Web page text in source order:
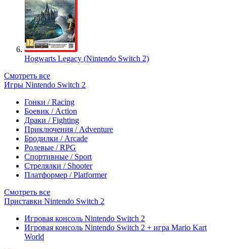
Hogwarts Legacy (Nintendo Switch 2)
Смотреть все
Игры Nintendo Switch 2
Гонки / Racing
Боевик / Action
Драки / Fighting
Приключения / Adventure
Бродилки / Arcade
Ролевые / RPG
Спортивные / Sport
Стрелялки / Shooter
Платформер / Platformer
Смотреть все
Приставки Nintendo Switch 2
Игровая консоль Nintendo Switch 2
Игровая консоль Nintendo Switch 2 + игра Mario Kart
World